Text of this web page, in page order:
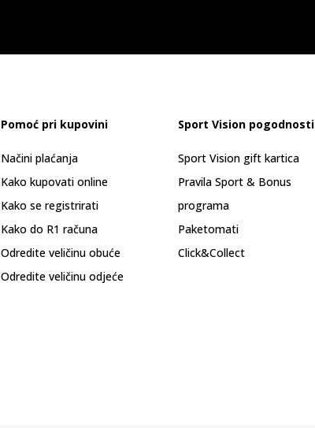
Pomoć pri kupovini
Načini plaćanja
Kako kupovati online
Kako se registrirati
Kako do R1 računa
Odredite veličinu obuće
Odredite veličinu odjeće
Sport Vision pogodnosti
Sport Vision gift kartica
Pravila Sport & Bonus
programa
Paketomati
Click&Collect